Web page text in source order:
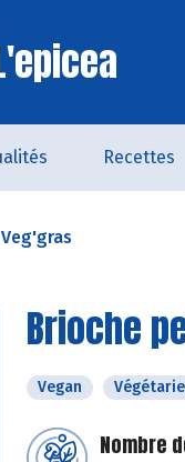
Recettes
Brioche
Vegan
Nombre